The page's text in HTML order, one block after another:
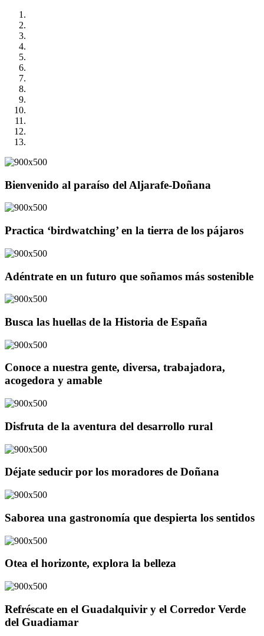
Bienvenido al paraíso del Aljarafe-Doñana
Practica ‘birdwatching’ en la tierra de los pájaros
Adéntrate en un futuro que soñamos más sostenible
Busca las huellas de la Historia de España
Conoce a nuestra gente, diversa, trabajadora,
acogedora y amable
Disfruta de la aventura del desarrollo rural
Déjate seducir por los moradores de Doñana
Saborea una gastronomía que despierta los sentidos
Otea el horizonte, explora la belleza
Refréscate en el Guadalquivir y el Corredor Verde
del Guadiamar